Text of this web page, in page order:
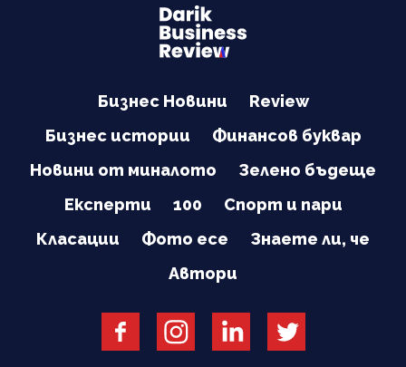
Бизнес Новини
Review
Бизнес истории
Финансов буквар
Новини от миналото
Зелено бъдеще
Експерти
100
Спорт и пари
Класации
Фото есе
Знаете ли, че
Автори